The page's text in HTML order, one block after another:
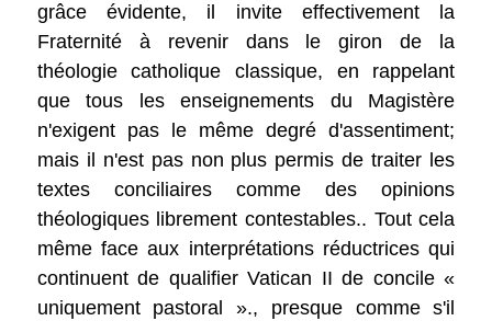
grâce évidente, il invite effectivement la
Fraternité à revenir dans le giron de la
théologie catholique classique, en rappelant
que tous les enseignements du Magistère
n'exigent pas le même degré d'assentiment;
mais il n'est pas non plus permis de traiter les
textes conciliaires comme des opinions
théologiques librement contestables.. Tout cela
même face aux interprétations réductrices qui
continuent de qualifier Vatican II de concile «
uniquement pastoral »., presque comme s'il